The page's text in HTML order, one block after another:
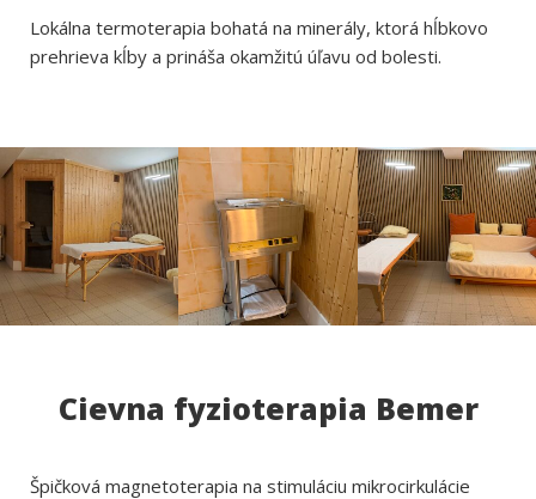
Lokálna termoterapia bohatá na minerály, ktorá hĺbkovo
prehrieva kĺby a prináša okamžitú úľavu od bolesti.
Cievna fyzioterapia Bemer
Špičková magnetoterapia na stimuláciu mikrocirkulácie